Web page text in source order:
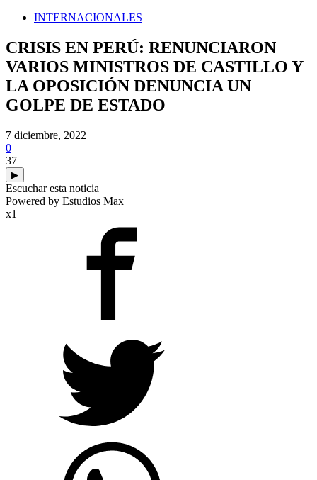
INTERNACIONALES
CRISIS EN PERÚ: RENUNCIARON
VARIOS MINISTROS DE CASTILLO Y
LA OPOSICIÓN DENUNCIA UN
GOLPE DE ESTADO
7 diciembre, 2022
0
37
▶
Escuchar esta noticia
Powered by Estudios Max
x1